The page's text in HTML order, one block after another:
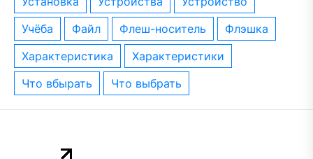
учёба
файл флеш-носитель
флэшка
характеристика
характеристики
что вбырать
что выбрать